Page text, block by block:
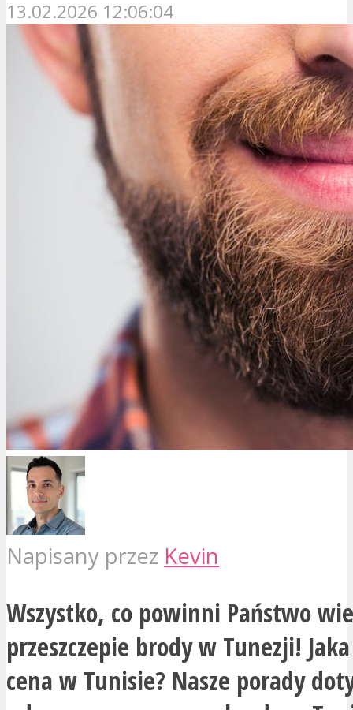
13.02.2026 12:06:04
Napisany przez Kevin
Wszystko, co powinni Państwo
przeszczepie brody w Tunezji!
cena w Tunisie? Nasze porady